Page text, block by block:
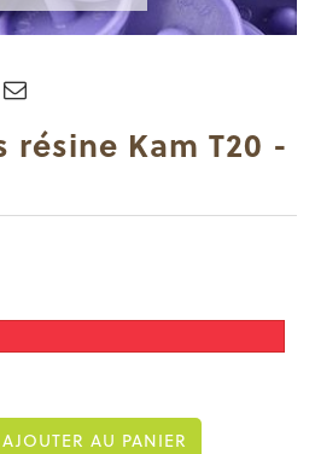
résine Kam T20 -
AJOUTER AU PANIER